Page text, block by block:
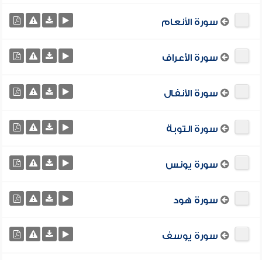
سورة الأنعام
سورة الأعراف
سورة الأنفال
سورة التوبة
سورة يونس
سورة هود
سورة يوسف